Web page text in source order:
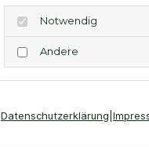
Notwendig
Andere
Datenschutzerklärung